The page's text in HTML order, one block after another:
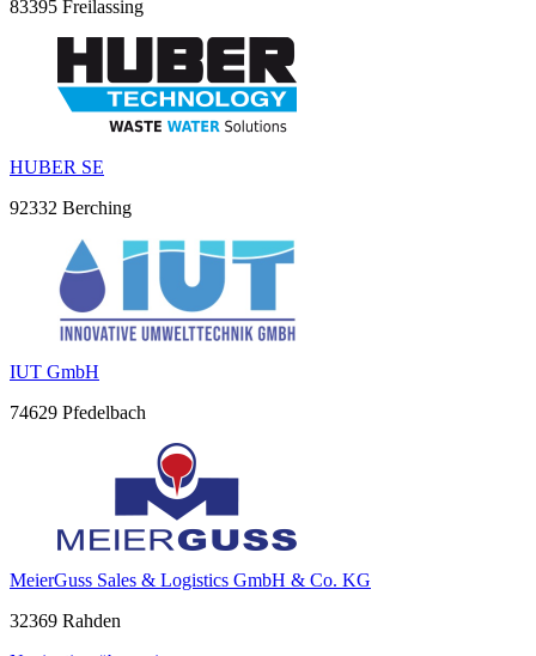
83395 Freilassing
HUBER SE
92332 Berching
IUT GmbH
74629 Pfedelbach
MeierGuss Sales & Logistics GmbH & Co. KG
32369 Rahden